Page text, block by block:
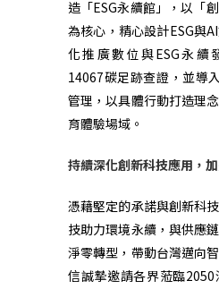
造「ESG永續館」，以「
為核心，精心設計ESG與AI
化推廣數位與ESG永續
14067碳足跡查證，並導入
管理，以具體行動打造理
育體驗場域。
持續深化創新科技應用，
憑藉堅定的承諾與創新科
技助力環境永續，與供應
淨零轉型，帶動台灣邁向
信誠摯邀請各界蒞臨2050